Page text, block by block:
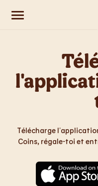
Télécharge
Coins, régale-toi et